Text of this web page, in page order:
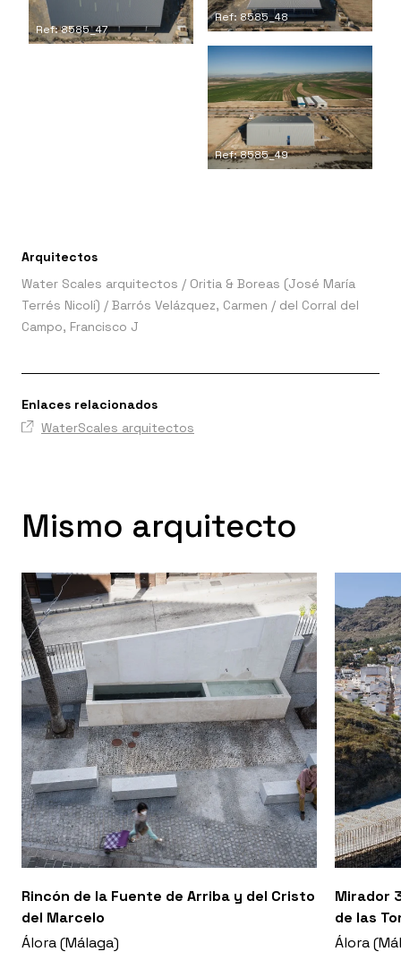
Ref: 8585_47
Ref: 8585_48
Ref: 8585_49
Arquitectos
Water Scales arquitectos / Oritia & Boreas (José María
Terrés Nicoli) / Barrós Velázquez, Carmen / del Corral del
Campo, Francisco J
Enlaces relacionados
WaterScales arquitectos
Mismo arquitecto
Rincón de la Fuente de Arriba y del Cristo
del Marcelo
Álora (Málaga)
Mirador
de las
Álora